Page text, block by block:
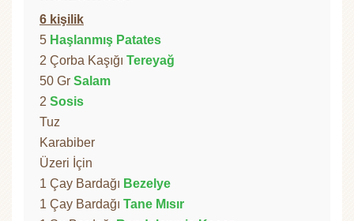
6 kişilik
5 Haşlanmış Patates
2 Çorba Kaşığı Tereyağ
50 Gr Salam
2 Sosis
Tuz
Karabiber
Üzeri İçin
1 Çay Bardağı Bezelye
1 Çay Bardağı Tane Mısır